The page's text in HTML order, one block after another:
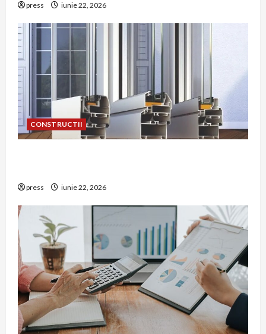
press iunie 22, 2026
CONSTRUCTII
press iunie 22, 2026